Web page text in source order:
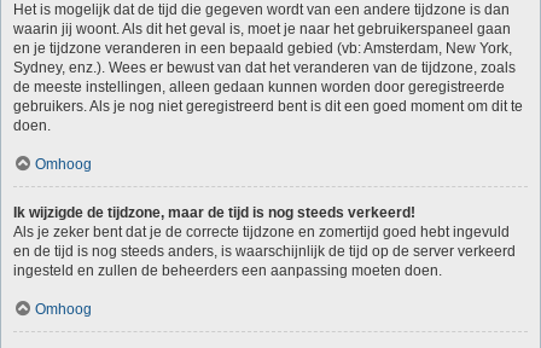
Het is mogelijk dat de tijd die gegeven wordt van een andere tijdzone is dan
waarin jij woont. Als dit het geval is, moet je naar het gebruikerspaneel gaan
en je tijdzone veranderen in een bepaald gebied (vb: Amsterdam, New York,
Sydney, enz.). Wees er bewust van dat het veranderen van de tijdzone, zoals
de meeste instellingen, alleen gedaan kunnen worden door geregistreerde
gebruikers. Als je nog niet geregistreerd bent is dit een goed moment om dit te
doen.
Omhoog
Ik wijzigde de tijdzone, maar de tijd is nog steeds verkeerd!
Als je zeker bent dat je de correcte tijdzone en zomertijd goed hebt ingevuld
en de tijd is nog steeds anders, is waarschijnlijk de tijd op de server verkeerd
ingesteld en zullen de beheerders een aanpassing moeten doen.
Omhoog